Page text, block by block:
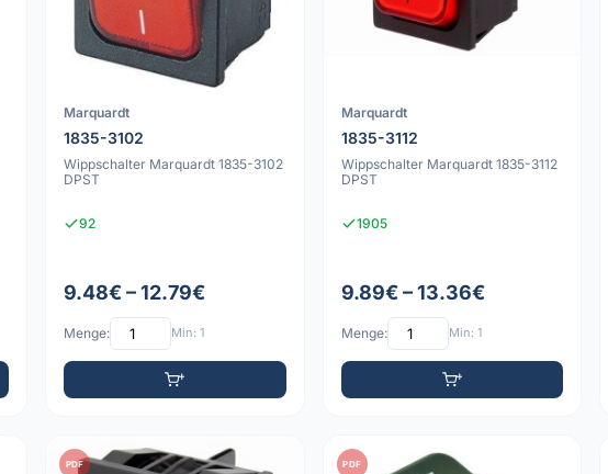
Marquardt
1835-3102
Wippschalter Marquardt 1835-3102
DPST
92
9.48€ – 12.79€
Menge: Min: 1
Marquardt
1835-3112
Wippschalter Marquardt 1835-3112
DPST
1905
9.89€ – 13.36€
Menge: Min: 1
PDF PDF